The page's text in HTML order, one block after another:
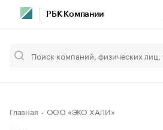
РБК Компании
Главная ООО «ЭКО ХАЛИ»